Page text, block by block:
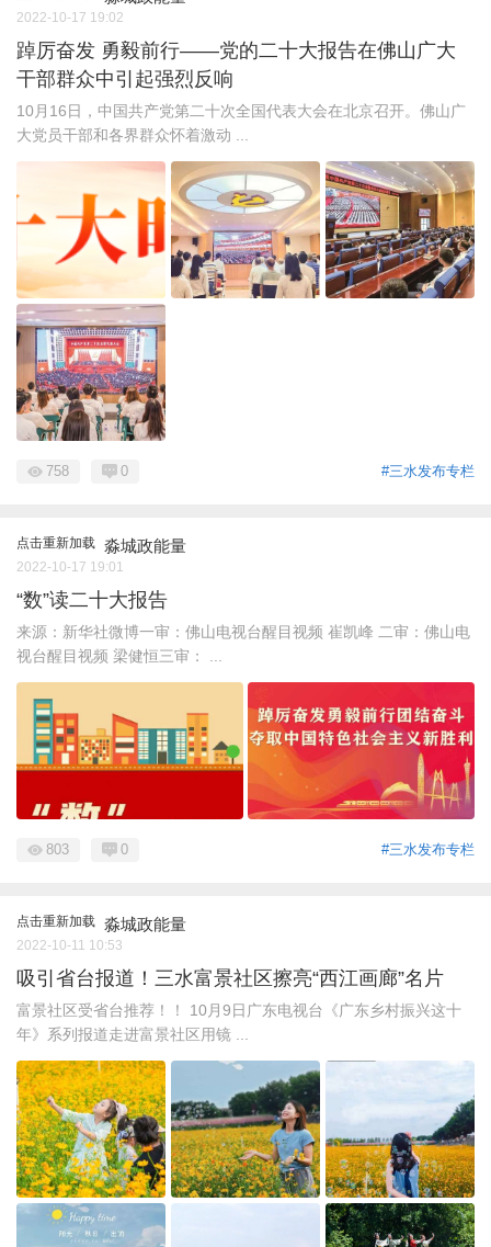
2022-10-17 19:02
踔厉奋发 勇毅前行——党的二十大报告在佛山广大
干部群众中引起强烈反响
10月16日，中国共产党第二十次全国代表大会在北京召开。佛山广
大党员干部和各界群众怀着激动 ...
#三水发布专栏
758 0
点击重新加载 淼城政能量
2022-10-17 19:01
“数”读二十大报告
来源：新华社微博一审：佛山电视台醒目视频 崔凯峰 二审：佛山电
视台醒目视频 梁健恒三审： ...
#三水发布专栏
803 0
点击重新加载 淼城政能量
2022-10-11 10:53
吸引省台报道！三水富景社区擦亮“西江画廊”名片
富景社区受省台推荐！！ 10月9日广东电视台《广东乡村振兴这十
年》系列报道走进富景社区用镜 ...